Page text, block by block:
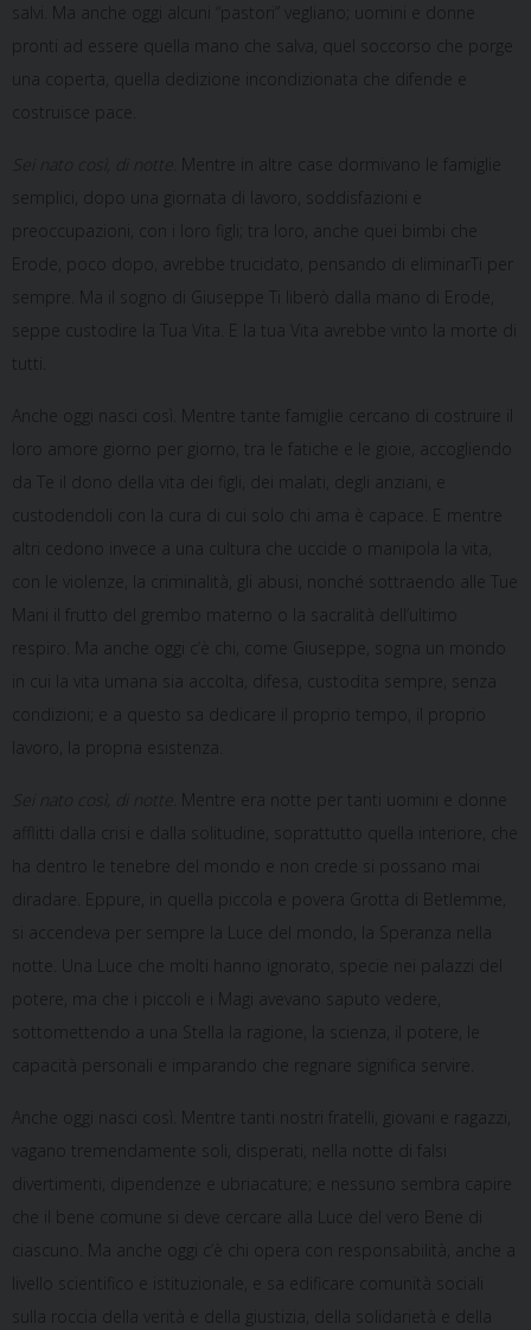
salvi. Ma anche oggi alcuni “pastori” vegliano; uomini e donne
pronti ad essere quella mano che salva, quel soccorso che porge
una coperta, quella dedizione incondizionata che difende e
costruisce pace.
. Mentre in altre case dormivano le famiglie
semplici, dopo una giornata di lavoro, soddisfazioni e
preoccupazioni, con i loro figli; tra loro, anche quei bimbi che
Erode, poco dopo, avrebbe trucidato, pensando di eliminarTi per
sempre. Ma il sogno di Giuseppe Ti liberò dalla mano di Erode,
seppe custodire la Tua Vita. E la tua Vita avrebbe vinto la morte di
tutti.
Anche oggi nasci così. Mentre tante famiglie cercano di costruire il
loro amore giorno per giorno, tra le fatiche e le gioie, accogliendo
da Te il dono della vita dei figli, dei malati, degli anziani, e
custodendoli con la cura di cui solo chi ama è capace. E mentre
altri cedono invece a una cultura che uccide o manipola la vita,
con le violenze, la criminalità, gli abusi, nonché sottraendo alle Tue
Mani il frutto del grembo materno o la sacralità dell’ultimo
respiro. Ma anche oggi c’è chi, come Giuseppe, sogna un mondo
in cui la vita umana sia accolta, difesa, custodita sempre, senza
condizioni; e a questo sa dedicare il proprio tempo, il proprio
lavoro, la propria esistenza.
. Mentre era notte per tanti uomini e donne
afflitti dalla crisi e dalla solitudine, soprattutto quella interiore, che
ha dentro le tenebre del mondo e non crede si possano mai
diradare. Eppure, in quella piccola e povera Grotta di Betlemme,
si accendeva per sempre la Luce del mondo, la Speranza nella
notte. Una Luce che molti hanno ignorato, specie nei palazzi del
potere, ma che i piccoli e i Magi avevano saputo vedere,
sottomettendo a una Stella la ragione, la scienza, il potere, le
capacità personali e imparando che regnare significa servire.
Anche oggi nasci così. Mentre tanti nostri fratelli, giovani e ragazzi,
vagano tremendamente soli, disperati, nella notte di falsi
divertimenti, dipendenze e ubriacature; e nessuno sembra capire
che il bene comune si deve cercare alla Luce del vero Bene di
ciascuno. Ma anche oggi c’è chi opera con responsabilità, anche a
livello scientifico e istituzionale, e sa edificare comunità sociali
sulla roccia della verità e della giustizia, della solidarietà e della